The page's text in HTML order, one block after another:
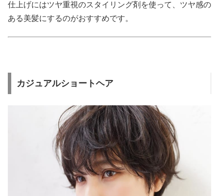
仕上げにはツヤ重視のスタイリング剤を使って、ツヤ感の
ある美髪にするのがおすすめです。
カジュアルショートヘア